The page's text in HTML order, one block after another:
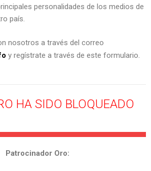
personalidades de los medios de
país.
nosotros a través del correo
y regístrate a través de este formulario.
HA SIDO BLOQUEADO
Patrocinador Oro: